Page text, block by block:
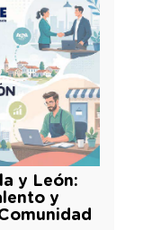
y León:
y